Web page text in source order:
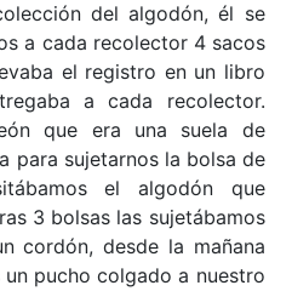
del algodón, él se
a cada recolector 4 sacos
el registro en un libro
a cada recolector.
que era una suela de
para sujetarnos la bolsa de
el algodón que
3 bolsas las sujetábamos
cordón, desde la mañana
pucho colgado a nuestro